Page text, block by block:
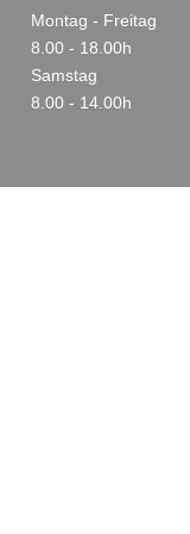
Montag - Freitag
8.00 - 18.00h
Samstag
8.00 - 14.00h